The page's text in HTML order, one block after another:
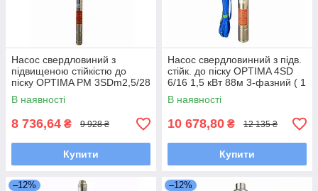
Насос свердловиний з
підвищеною стійкістю до
піску OPTIMA PM 3SDm2,5/28
1,1 кВт 135м + 1,5 м кабель
В наявності
8 736,64 ₴ 9 928 ₴
Купити
Насос свердловинний з підв.
стійк. до піску OPTIMA 4SD
6/16 1,5 кВт 88м 3-фазний ( 1
частина )
В наявності
10 678,80 ₴ 12 135 ₴
Купити
–12% –12%